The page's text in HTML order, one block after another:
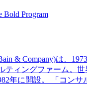
ライム案件メインで
らご担当いただき、
の企画提案、そして
発を通じて顧客の要
ご自身の提案がサー
8年間で4倍近くの成長
の技術者を抱えてお
認定コンサルタント
る（異動者は年間約
ことで、実行前後で
止としているほか、
を開発し、それらを
おいて優秀賞「プロ
・睡眠など可視化
Bold Program
& Company)は、
ィングファーム。世
年に開設。 「コン